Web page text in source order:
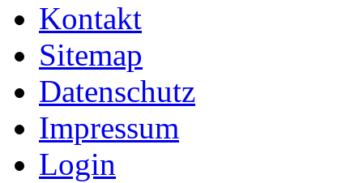
Kontakt
Sitemap
Datenschutz
Impressum
Login